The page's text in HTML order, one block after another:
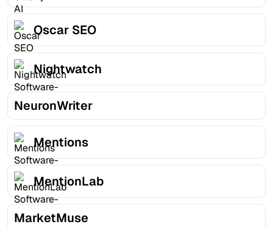
Oscar SEO
Nightwatch
NeuronWriter
Mentions
MentionLab
MarketMuse